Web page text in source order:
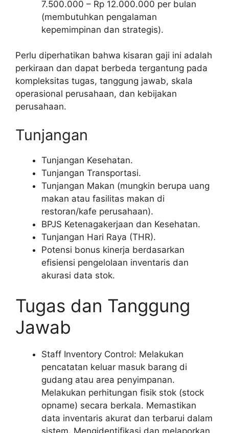
7.500.000 – Rp 12.000.000 per bulan
(membutuhkan pengalaman
kepemimpinan dan strategis).
Perlu diperhatikan bahwa kisaran gaji ini adalah
perkiraan dan dapat berbeda tergantung pada
kompleksitas tugas, tanggung jawab, skala
operasional perusahaan, dan kebijakan
perusahaan.
Tunjangan
Tunjangan Kesehatan.
Tunjangan Transportasi.
Tunjangan Makan (mungkin berupa uang
makan atau fasilitas makan di
restoran/kafe perusahaan).
BPJS Ketenagakerjaan dan Kesehatan.
Tunjangan Hari Raya (THR).
Potensi bonus kinerja berdasarkan
efisiensi pengelolaan inventaris dan
akurasi data stok.
Tugas dan Tanggung
Jawab
Staff Inventory Control: Melakukan
pencatatan keluar masuk barang di
gudang atau area penyimpanan.
Melakukan perhitungan fisik stok (stock
opname) secara berkala. Memastikan
data inventaris akurat dan terbarui dalam
sistem. Mengidentifikasi dan melaporkan